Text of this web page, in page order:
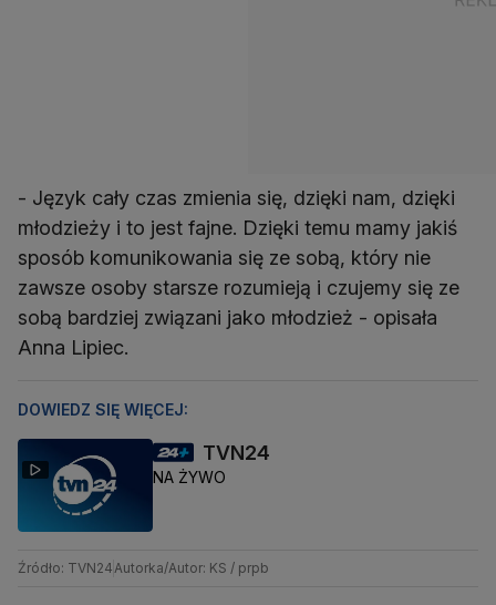
- Język cały czas zmienia się, dzięki nam, dzięki
młodzieży i to jest fajne. Dzięki temu mamy jakiś
sposób komunikowania się ze sobą, który nie
zawsze osoby starsze rozumieją i czujemy się ze
sobą bardziej związani jako młodzież - opisała
Anna Lipiec.
DOWIEDZ SIĘ WIĘCEJ:
TVN24
NA ŻYWO
Źródło: TVN24Autorka/Autor: KS / prpb